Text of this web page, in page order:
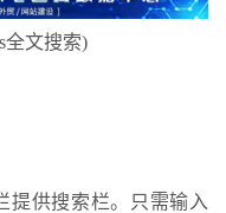
提供搜索栏。只需输入